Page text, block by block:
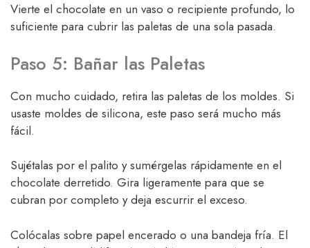
Vierte el chocolate en un vaso o recipiente profundo, lo
suficiente para cubrir las paletas de una sola pasada.
Paso 5: Bañar las Paletas
Con mucho cuidado, retira las paletas de los moldes. Si
usaste moldes de silicona, este paso será mucho más
fácil.
Sujétalas por el palito y sumérgelas rápidamente en el
chocolate derretido. Gira ligeramente para que se
cubran por completo y deja escurrir el exceso.
Colócalas sobre papel encerado o una bandeja fría. El